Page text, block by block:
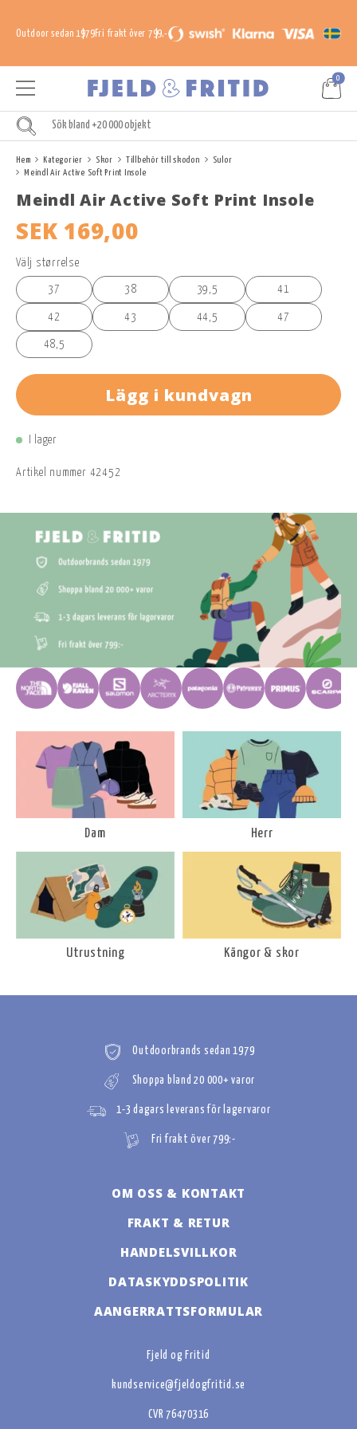
Outdoor sedan 1979Fri frakt över 799,-
0
Hem Kategorier Skor Tillbehör till skodon
Sulor
Meindl Air Active Soft Print Insole
Meindl Air Active Soft Print Insole
SEK 169,00
Välj størrelse
37 38 39,5 41
42 43 44,5 47
48,5
Lägg i kundvagn
I lager
Artikel nummer 42452
Dam Herr
Utrustning Kängor & skor
Outdoorbrands sedan 1979
Shoppa bland 20 000+ varor
1-3 dagars leverans för lagervaror
Fri frakt över 799:-
OM OSS & KONTAKT
FRAKT & RETUR
HANDELSVILLKOR
DATASKYDDSPOLITIK
AANGERRATTSFORMULAR
Fjeld og Fritid
kundservice@fjeldogfritid.se
CVR 76470316